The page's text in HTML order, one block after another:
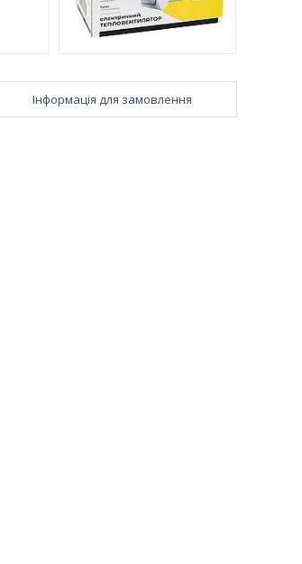
Інформація для замовлення